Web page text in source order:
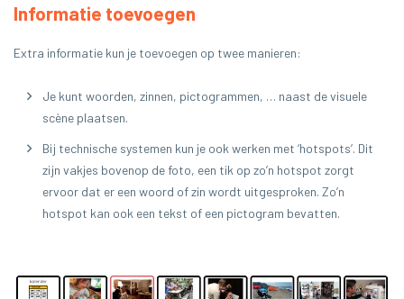
Informatie toevoegen
Extra informatie kun je toevoegen op twee manieren:
Je kunt woorden, zinnen, pictogrammen, … naast de visuele
scène plaatsen.
Bij technische systemen kun je ook werken met ‘hotspots’. Dit
zijn vakjes bovenop de foto, een tik op zo’n hotspot zorgt
ervoor dat er een woord of zin wordt uitgesproken. Zo’n
hotspot kan ook een tekst of een pictogram bevatten.